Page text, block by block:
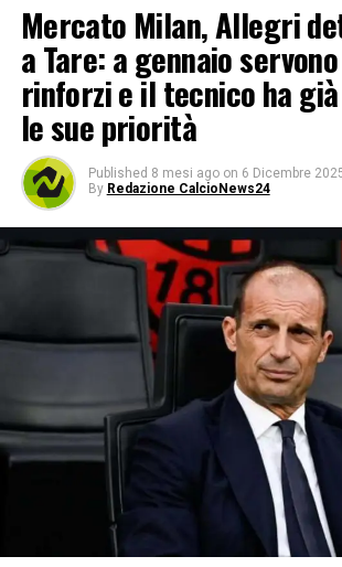
Mercato Milan, Allegri
a Tare: a gennaio
rinforzi e il tecnico ha
le sue priorità
Published 8 mesi ago on 6 Dicembre
By Redazione CalcioNews24